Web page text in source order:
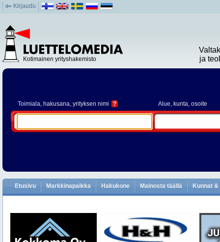
Kirjaudu
Kotimainen yrityshakemisto
ja
Toimiala, hakusana, yrityksen nimi ? Alue, kunta, osoite
Etusivu Markkinapaikka Hakukone Mainosta täällä Kunnat